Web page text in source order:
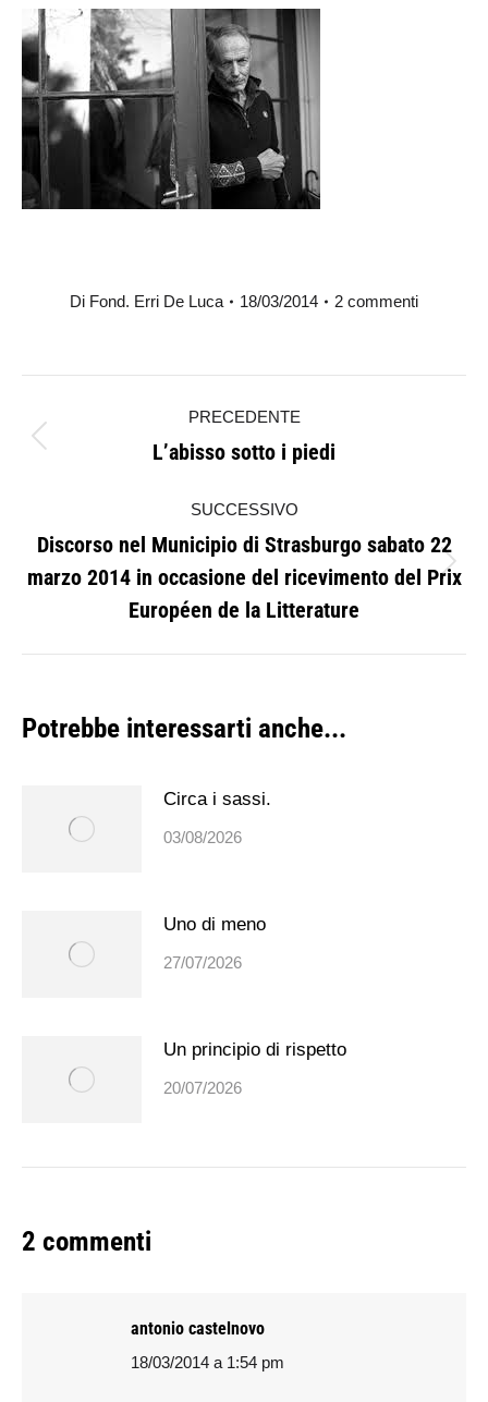
Di Fond. Erri De Luca 18/03/2014 2 commenti
tra
post
PRECEDENTE
Post
L’abisso sotto i piedi
SUCCESSIVO
Prossimo
post:
Discorso nel Municipio di Strasburgo sabato 22
marzo 2014 in occasione del ricevimento del Prix
Européen de la Litterature
Potrebbe interessarti anche...
Circa i sassi.
03/08/2026
Uno di meno
27/07/2026
Un principio di rispetto
20/07/2026
2 commenti
antonio castelnovo
says:
18/03/2014 a 1:54 pm